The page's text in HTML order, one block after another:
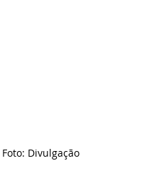
Foto: Divulgação